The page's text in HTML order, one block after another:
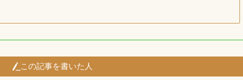
この記事を書いた人